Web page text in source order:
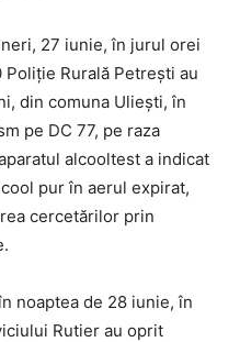
27 iunie, în jurul orei
Poliție Rurală Petrești au
din comuna Uliești, în
pe DC 77, pe raza
alcooltest a indicat
pur în aerul expirat,
cercetărilor prin
noaptea de 28 iunie, în
Rutier au oprit